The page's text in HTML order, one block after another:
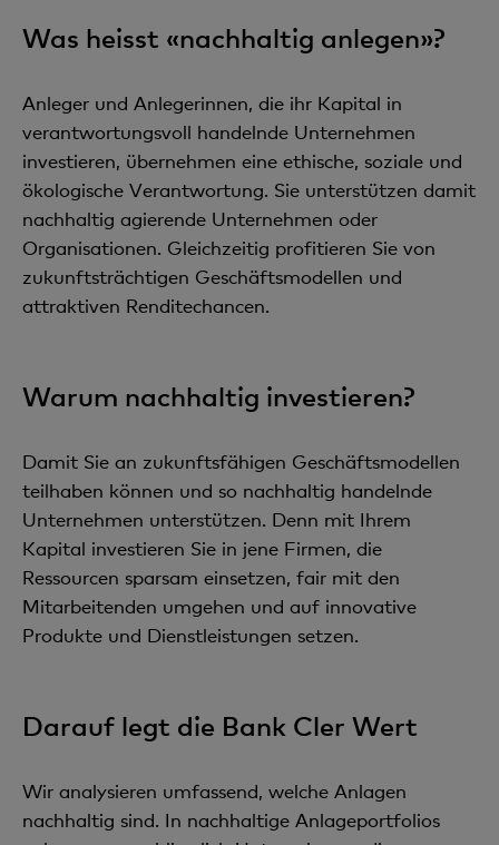
Was heisst «nachhaltig anlegen»?
Anleger und Anlegerinnen, die ihr Kapital in
verantwortungsvoll handelnde Unternehmen
investieren, übernehmen eine ethische, soziale und
ökologische Verantwortung. Sie unterstützen damit
nachhaltig agierende Unternehmen oder
Organisationen. Gleichzeitig profitieren Sie von
zukunftsträchtigen Geschäftsmodellen und
attraktiven Renditechancen.
Warum nachhaltig investieren?
Damit Sie an zukunftsfähigen Geschäftsmodellen
teilhaben können und so nachhaltig handelnde
Unternehmen unterstützen. Denn mit Ihrem
Kapital investieren Sie in jene Firmen, die
Ressourcen sparsam einsetzen, fair mit den
Mitarbeitenden umgehen und auf innovative
Produkte und Dienstleistungen setzen.
Darauf legt die Bank Cler Wert
Wir analysieren umfassend, welche Anlagen
nachhaltig sind. In nachhaltige Anlageportfolios